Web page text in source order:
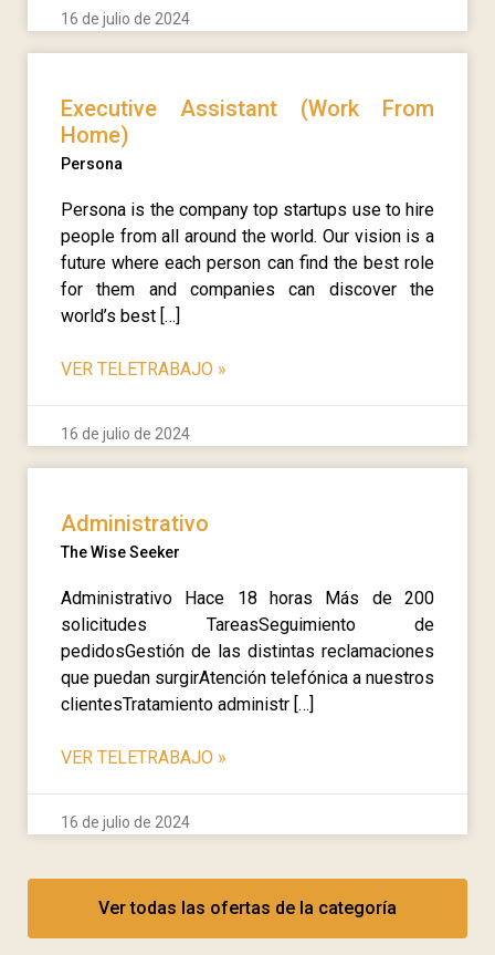
16 de julio de 2024
Executive Assistant (Work From
Home)
Persona
Persona is the company top startups use to hire
people from all around the world. Our vision is a
future where each person can find the best role
for them and companies can discover the
world’s best […]
VER TELETRABAJO »
16 de julio de 2024
Administrativo
The Wise Seeker
Administrativo Hace 18 horas Más de 200
solicitudes TareasSeguimiento de
pedidosGestión de las distintas reclamaciones
que puedan surgirAtención telefónica a nuestros
clientesTratamiento administr […]
VER TELETRABAJO »
16 de julio de 2024
Ver todas las ofertas de la categoría